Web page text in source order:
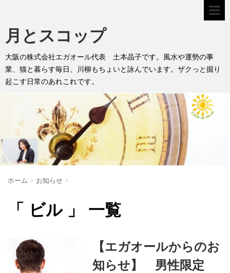
月とスコップ
大阪の株式会社エガオール代表 土本晶子です。風水や運勢の事
業、猫と暮らす毎日、川柳もちょいと詠んでいます。ザクっと掘り
起こす日常のあれこれです。
ホーム > お知らせ >
「 ビル 」 一覧
【エガオールからのお
知らせ】 男性限定